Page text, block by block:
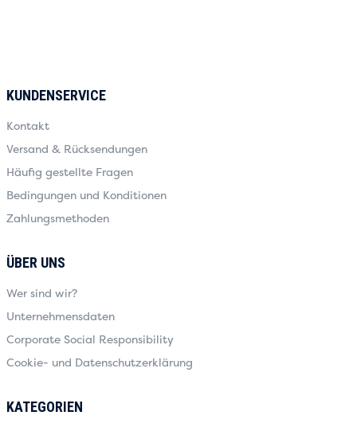
KUNDENSERVICE
Kontakt
Versand & Rücksendungen
Häufig gestellte Fragen
Bedingungen und Konditionen
Zahlungsmethoden
ÜBER UNS
Wer sind wir?
Unternehmensdaten
Corporate Social Responsibility
Cookie- und Datenschutzerklärung
KATEGORIEN